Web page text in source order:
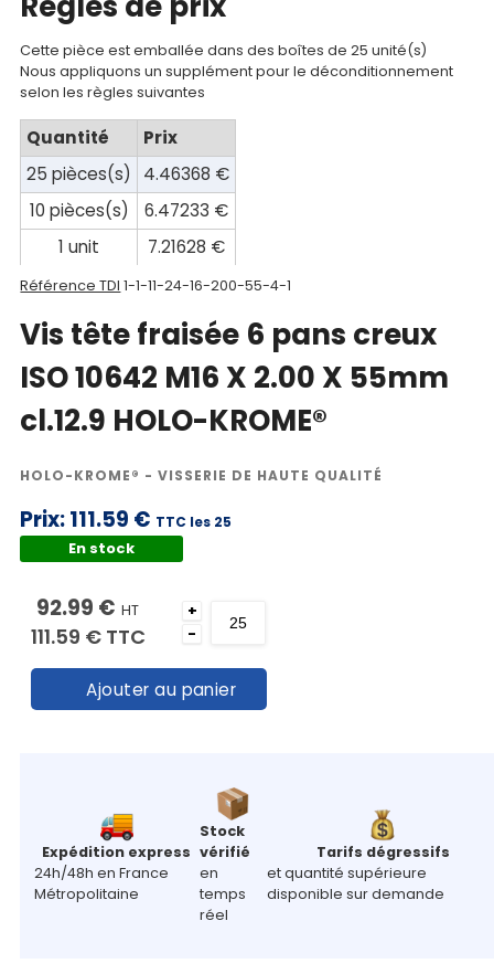
compte
Mon
panier
Contact
Cette pièce est emballée dans des boîtes de 25 unité(s)
Nous appliquons un supplément pour le déconditionnement
selon les règles suivantes
Quantité
Prix
25 pièces(s)
4.46368 €
10 pièces(s)
6.47233 €
1 unit
7.21628 €
Référence TDI 1-1-11-24-16-200-55-4-1
Vis tête fraisée 6 pans creux
ISO 10642 M16 X 2.00 X 55mm
cl.12.9 HOLO-KROME®
HOLO-KROME® - VISSERIE DE HAUTE QUALITÉ
Prix:111.59 € TTC les 25
En stock
92.99 € HT
111.59 € TTC
+
-
Ajouter au panier
Expédition express
24h/48h en France
Métropolitaine
Stock
vérifié
en
temps
réel
Tarifs dégressifs
et quantité supérieure
disponible sur demande